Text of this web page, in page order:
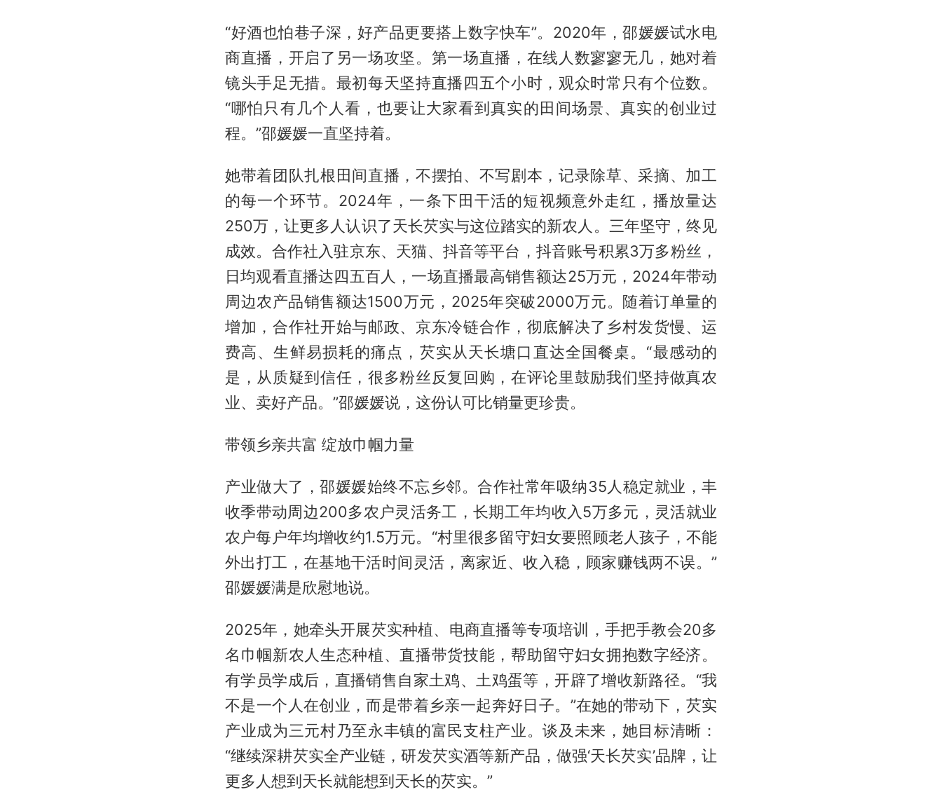
“好酒也怕巷子深，好产品更要搭上数字快车”。2020年，邵媛媛试水电
商直播，开启了另一场攻坚。第一场直播，在线人数寥寥无几，她对着
镜头手足无措。最初每天坚持直播四五个小时，观众时常只有个位数。
“哪怕只有几个人看，也要让大家看到真实的田间场景、真实的创业过
程。”邵媛媛一直坚持着。
她带着团队扎根田间直播，不摆拍、不写剧本，记录除草、采摘、加工
的每一个环节。2024年，一条下田干活的短视频意外走红，播放量达
250万，让更多人认识了天长芡实与这位踏实的新农人。三年坚守，终见
成效。合作社入驻京东、天猫、抖音等平台，抖音账号积累3万多粉丝，
日均观看直播达四五百人，一场直播最高销售额达25万元，2024年带动
周边农产品销售额达1500万元，2025年突破2000万元。随着订单量的
增加，合作社开始与邮政、京东冷链合作，彻底解决了乡村发货慢、运
费高、生鲜易损耗的痛点，芡实从天长塘口直达全国餐桌。“最感动的
是，从质疑到信任，很多粉丝反复回购，在评论里鼓励我们坚持做真农
业、卖好产品。”邵媛媛说，这份认可比销量更珍贵。
带领乡亲共富 绽放巾帼力量
产业做大了，邵媛媛始终不忘乡邻。合作社常年吸纳35人稳定就业，丰
收季带动周边200多农户灵活务工，长期工年均收入5万多元，灵活就业
农户每户年均增收约1.5万元。“村里很多留守妇女要照顾老人孩子，不能
外出打工，在基地干活时间灵活，离家近、收入稳，顾家赚钱两不误。”
邵媛媛满是欣慰地说。
2025年，她牵头开展芡实种植、电商直播等专项培训，手把手教会20多
名巾帼新农人生态种植、直播带货技能，帮助留守妇女拥抱数字经济。
有学员学成后，直播销售自家土鸡、土鸡蛋等，开辟了增收新路径。“我
不是一个人在创业，而是带着乡亲一起奔好日子。”在她的带动下，芡实
产业成为三元村乃至永丰镇的富民支柱产业。谈及未来，她目标清晰：
“继续深耕芡实全产业链，研发芡实酒等新产品，做强‘天长芡实’品牌，让
更多人想到天长就能想到天长的芡实。”